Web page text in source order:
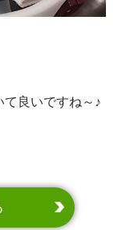
良いですね～♪